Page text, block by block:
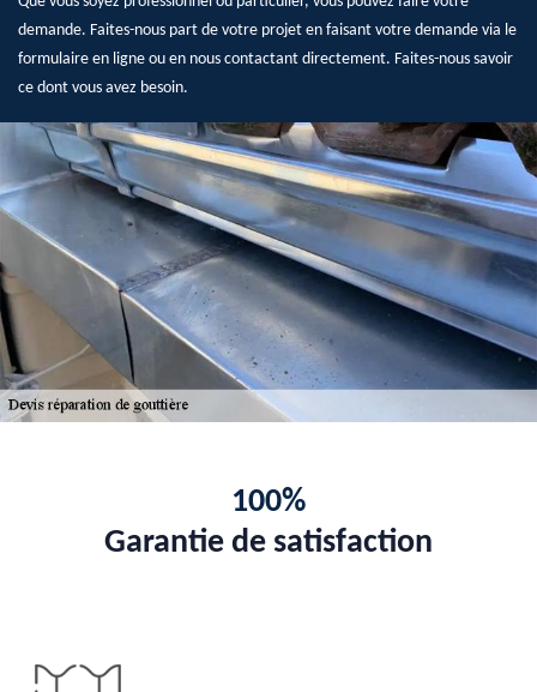
demande. Faites-nous part de votre projet en faisant votre demande via le
formulaire en ligne ou en nous contactant directement. Faites-nous savoir
ce dont vous avez besoin.
100%
Garantie de satisfaction